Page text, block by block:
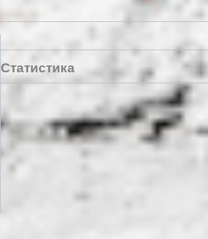
Статистика